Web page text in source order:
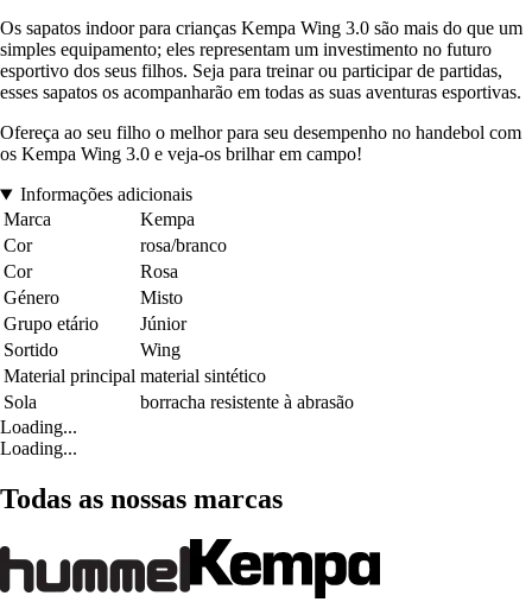
Os sapatos indoor para crianças Kempa Wing 3.0 são mais do que um
simples equipamento; eles representam um investimento no futuro
esportivo dos seus filhos. Seja para treinar ou participar de partidas,
esses sapatos os acompanharão em todas as suas aventuras esportivas.
Ofereça ao seu filho o melhor para seu desempenho no handebol com
os Kempa Wing 3.0 e veja-os brilhar em campo!
Informações adicionais
Marca
Kempa
Cor
rosa/branco
Cor
Rosa
Género
Misto
Grupo etário
Júnior
Sortido
Wing
Material principal material sintético
Sola
borracha resistente à abrasão
Loading...
Loading...
Todas as nossas marcas